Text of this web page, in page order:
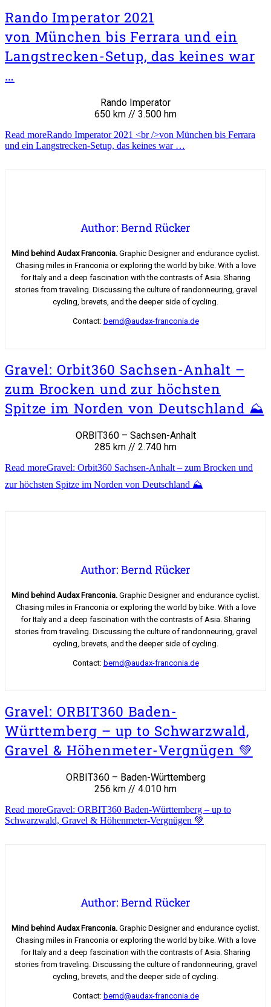
Rando Imperator 2021
von München bis Ferrara und ein
Langstrecken-Setup, das keines war
…
Rando Imperator
650 km // 3.500 hm
Read moreRando Imperator 2021 <br />von München bis Ferrara
und ein Langstrecken-Setup, das keines war …
Author: Bernd Rücker
Mind behind Audax Franconia. Graphic Designer and endurance cyclist.
Chasing miles in Franconia or exploring the world by bike. With a love
for Italy and a deep fascination with the contrasts of Asia. Sharing
stories from traveling. Discussing the culture of randonneuring, gravel
cycling, brevets, and the deeper side of cycling.
Contact: bernd@audax-franconia.de
Gravel: Orbit360 Sachsen-Anhalt –
zum Brocken und zur höchsten
Spitze im Norden von Deutschland ⛰️
ORBIT360 – Sachsen-Anhalt
285 km // 2.740 hm
Read moreGravel: Orbit360 Sachsen-Anhalt – zum Brocken und
zur höchsten Spitze im Norden von Deutschland ⛰️
Author: Bernd Rücker
Mind behind Audax Franconia. Graphic Designer and endurance cyclist.
Chasing miles in Franconia or exploring the world by bike. With a love
for Italy and a deep fascination with the contrasts of Asia. Sharing
stories from traveling. Discussing the culture of randonneuring, gravel
cycling, brevets, and the deeper side of cycling.
Contact: bernd@audax-franconia.de
Gravel: ORBIT360 Baden-
Württemberg – up to Schwarzwald,
Gravel & Höhenmeter-Vergnügen 💚
ORBIT360 – Baden-Württemberg
256 km // 4.010 hm
Read moreGravel: ORBIT360 Baden-Württemberg – up to
Schwarzwald, Gravel & Höhenmeter-Vergnügen 💚
Author: Bernd Rücker
Mind behind Audax Franconia. Graphic Designer and endurance cyclist.
Chasing miles in Franconia or exploring the world by bike. With a love
for Italy and a deep fascination with the contrasts of Asia. Sharing
stories from traveling. Discussing the culture of randonneuring, gravel
cycling, brevets, and the deeper side of cycling.
Contact: bernd@audax-franconia.de